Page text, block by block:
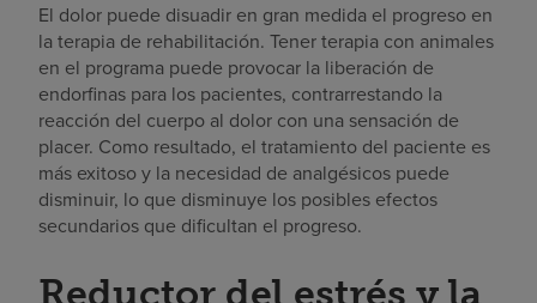
El dolor puede disuadir en gran medida el progreso en
la terapia de rehabilitación. Tener terapia con animales
en el programa puede provocar la liberación de
endorfinas para los pacientes, contrarrestando la
reacción del cuerpo al dolor con una sensación de
placer. Como resultado, el tratamiento del paciente es
más exitoso y la necesidad de analgésicos puede
disminuir, lo que disminuye los posibles efectos
secundarios que dificultan el progreso.
Reductor del estrés y la